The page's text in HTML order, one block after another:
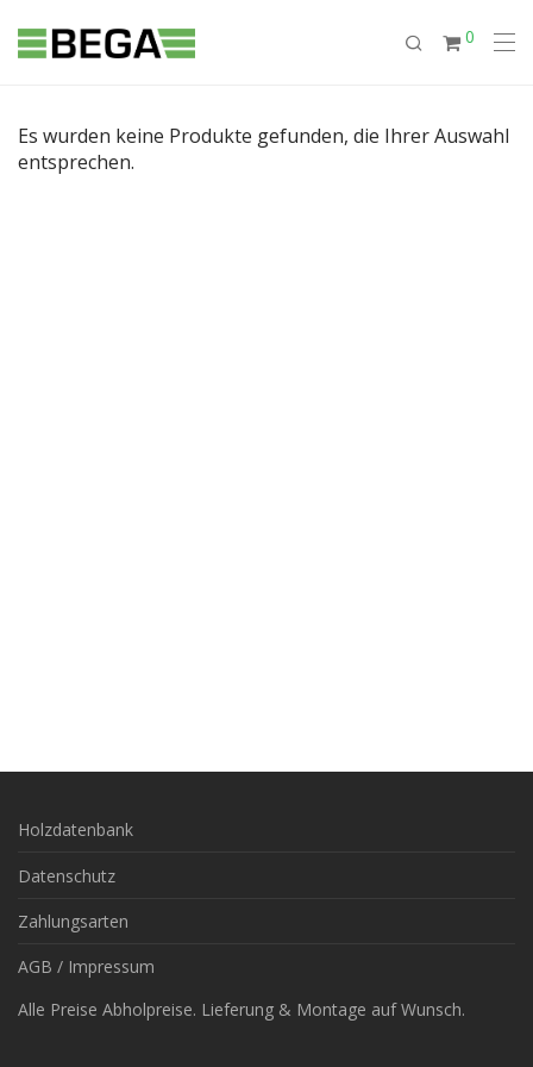
0
Es wurden keine Produkte gefunden, die Ihrer Auswahl
entsprechen.
Holzdatenbank
Datenschutz
Zahlungsarten
AGB / Impressum
Alle Preise Abholpreise. Lieferung & Montage auf Wunsch.